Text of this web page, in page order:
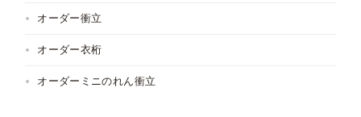
オーダー衝立
オーダー衣桁
オーダーミニのれん衝立